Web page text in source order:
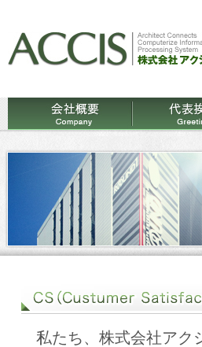
私たち、株式会社アク